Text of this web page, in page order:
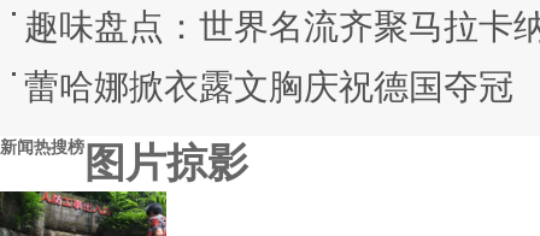
趣味盘点：世界名流齐聚马拉卡
蕾哈娜掀衣露文胸庆祝德国夺冠
新闻热搜榜 图片掠影